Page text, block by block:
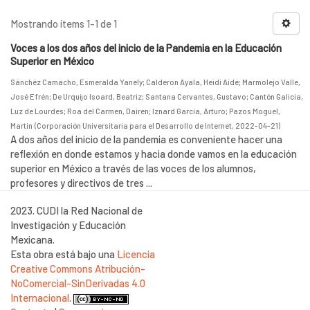
Mostrando ítems 1-1 de 1
Voces a los dos años del inicio de la Pandemia en la Educación
Superior en México
Sánchéz Camacho, Esmeralda Yanely; Calderon Ayala, Heidi Aidé; Marmolejo Valle,
José Efrén; De Urquijo Isoard, Beatriz; Santana Cervantes, Gustavo; Cantón Galicia,
Luz de Lourdes; Roa del Carmen, Dairen; Iznard García, Arturo; Pazos Moguel,
Martin (Corporación Universitaria para el Desarrollo de Internet, 2022-04-21)
A dos años del inicio de la pandemia es conveniente hacer una
reflexión en donde estamos y hacia donde vamos en la educación
superior en México a través de las voces de los alumnos,
profesores y directivos de tres ...
2023. CUDI la Red Nacional de
Investigación y Educación
Mexicana.
Esta obra está bajo una Licencia
Creative Commons Atribución-
NoComercial-SinDerivadas 4.0
Internacional.